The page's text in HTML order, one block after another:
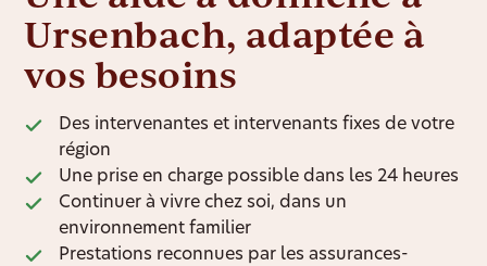
Ursenbach, adaptée à
vos besoins
Des intervenantes et intervenants fixes de votre
région
Une prise en charge possible dans les 24 heures
Continuer à vivre chez soi, dans un
environnement familier
Prestations reconnues par les assurances-